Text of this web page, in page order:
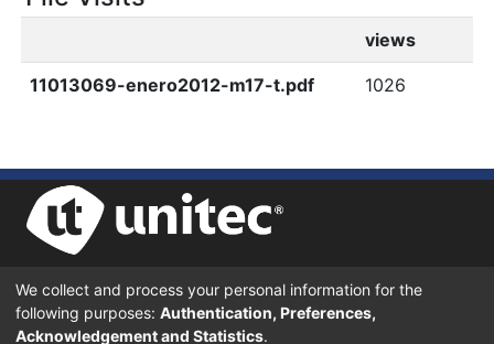
views
11013069-enero2012-m17-t.pdf 1026
UNIVERSIDAD TECNOLÓGICA CENTROAMERICANA UNITEC
BOULEVARD KENNEDY, V-782, FRENTE A RESIDENCIAL HONDURAS.
TEGUCIGALPA, FRANCISCO MORAZÁN, 11101
We collect and process your personal information for the
following purposes: Authentication, Preferences,
Acknowledgement and Statistics.